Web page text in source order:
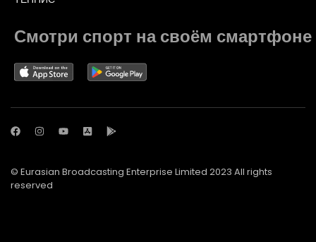
Смотри спорт на своём смартфоне
© Eurasian Broadcasting Enterprise Limited 2023 All rights
reserved